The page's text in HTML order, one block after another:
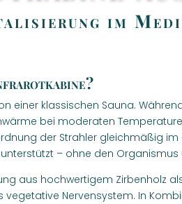
im
einer klassischen Sauna.
bei moderaten
der Strahler gleichmäßig
– ohne den
aus hochwertigem Zirbenholz
Nervensystem. In